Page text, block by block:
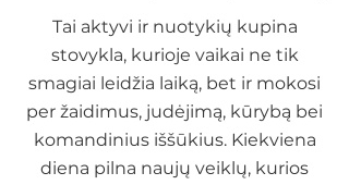
Tai aktyvi ir nuotykių kupina
stovykla, kurioje vaikai ne tik
smagiai leidžia laiką, bet ir mokosi
per žaidimus, judėjimą, kūrybą bei
komandinius iššūkius. Kiekviena
diena pilna naujų veiklų, kurios